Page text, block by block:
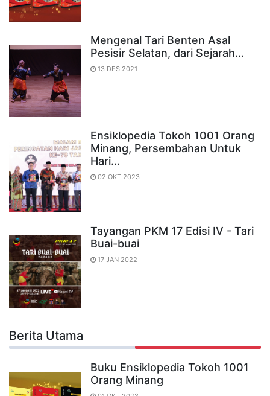
Mengenal Tari Benten Asal
Pesisir Selatan, dari Sejarah…
13 DES 2021
Ensiklopedia Tokoh 1001 Orang
Minang, Persembahan Untuk
Hari…
02 OKT 2023
Tayangan PKM 17 Edisi IV - Tari
Buai-buai
17 JAN 2022
Berita Utama
Buku Ensiklopedia Tokoh 1001
Orang Minang